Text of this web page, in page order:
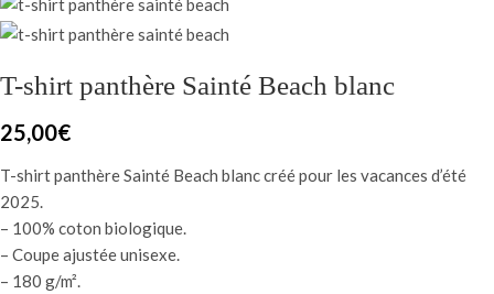
T-shirt panthère Sainté Beach blanc
25,00€
T-shirt panthère Sainté Beach blanc créé pour les vacances d’été
2025.
– 100% coton biologique.
– Coupe ajustée unisexe.
– 180 g/m².